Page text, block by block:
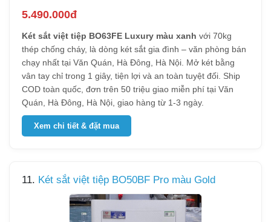
5.490.000đ
Két sắt việt tiệp BO63FE Luxury màu xanh với 70kg
thép chống cháy, là dòng két sắt gia đình – văn phòng bán
chạy nhất tại Văn Quán, Hà Đông, Hà Nội. Mở két bằng
vân tay chỉ trong 1 giây, tiện lợi và an toàn tuyệt đối. Ship
COD toàn quốc, đơn trên 50 triệu giao miễn phí tại Văn
Quán, Hà Đông, Hà Nội, giao hàng từ 1-3 ngày.
Xem chi tiết & đặt mua
11. Két sắt việt tiệp BO50BF Pro màu Gold